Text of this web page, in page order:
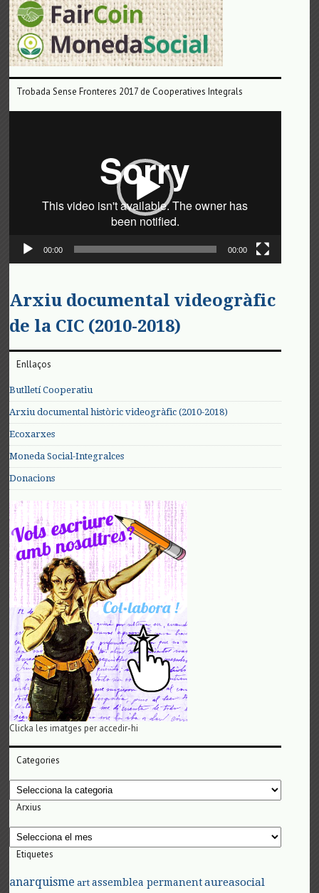
Trobada Sense Fronteres 2017 de Cooperatives Integrals
00:00 00:00
Arxiu documental videogràfic
de la CIC (2010-2018)
Enllaços
Butlletí Cooperatiu
Arxiu documental històric videogràfic (2010-2018)
Ecoxarxes
Moneda Social-Integralces
Donacions
Clicka les imatges per accedir-hi
Categories
Categories
Arxius
Arxius
Etiquetes
anarquisme art assemblea permanent aureasocial